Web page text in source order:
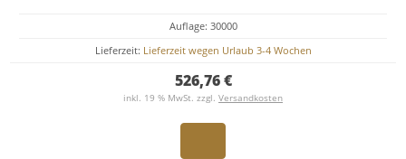
Auflage: 30000
Lieferzeit: Lieferzeit wegen Urlaub 3-4 Wochen
526,76 €
inkl. 19 % MwSt. zzgl. Versandkosten